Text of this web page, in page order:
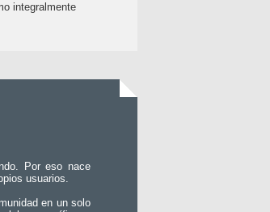
integralmente
Por eso nace
usuarios.
en un solo